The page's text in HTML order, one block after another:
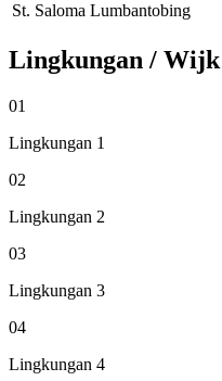
St. Saloma Lumbantobing
Lingkungan / Wijk
01
Lingkungan 1
02
Lingkungan 2
03
Lingkungan 3
04
Lingkungan 4